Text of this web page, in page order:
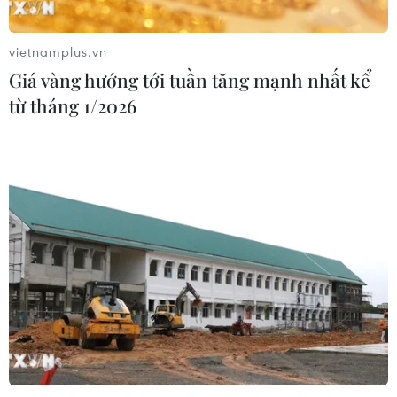
nhất châu Âu thu hẹp dự báo lợi
Lợi nhuận doanh nghiệp tăng tốc tạo
05/08/2026 08:44
Công nghệ AI từ OPES gây ấn tượng
tại Vietnam Insurance Summit 2026
05/08/2026 08:10
Từ thương cảng Sài Gòn đến trung
vietnamplus.vn
Giá vàng hướng tới tuần tăng mạnh nhất kể
từ tháng 1/2026